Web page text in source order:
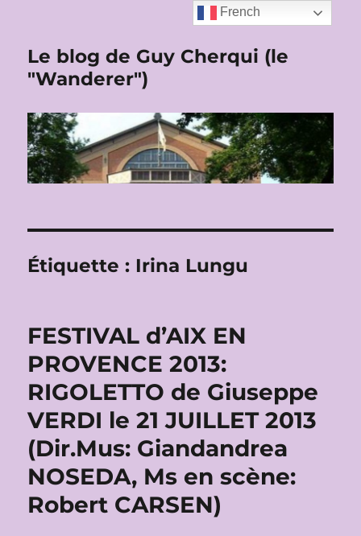
Le blog de Guy Cherqui (le
"Wanderer")
Étiquette : Irina Lungu
FESTIVAL d’AIX EN
PROVENCE 2013:
RIGOLETTO de Giuseppe
VERDI le 21 JUILLET 2013
(Dir.Mus: Giandandrea
NOSEDA, Ms en scène:
Robert CARSEN)
French